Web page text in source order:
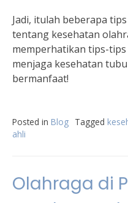
Jadi, itulah beberapa
tentang kesehatan
memperhatikan tips-
menjaga kesehatan
bermanfaat!
Posted in Blog Tagged
ahli
Olahraga di